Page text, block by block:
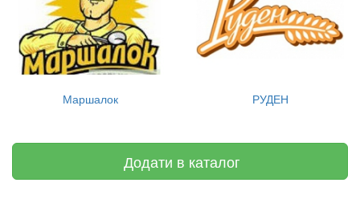
Маршалок РУДЕН
Додати в каталог